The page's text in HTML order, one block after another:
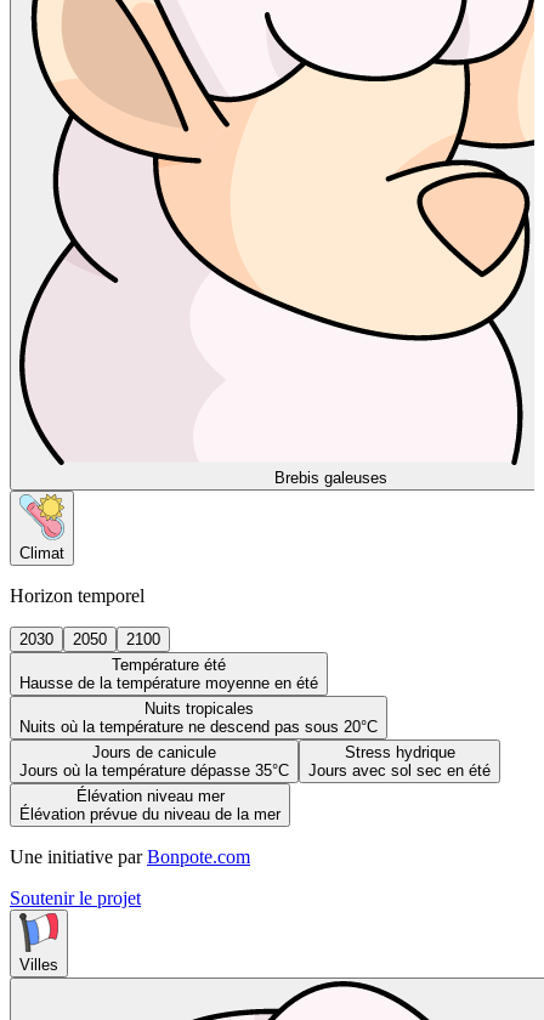
Brebis galeuses
Climat
Horizon temporel
2030 2050
2100
Température été
Hausse de la température moyenne en été
Nuits tropicales
Nuits où la température ne descend pas sous 20°C
Jours de canicule
Jours où la température dépasse 35°C
Stress hydrique
Jours avec sol sec en été
Élévation niveau mer
Élévation prévue du niveau de la mer
Une initiative par Bonpote.com
Soutenir le projet
Villes